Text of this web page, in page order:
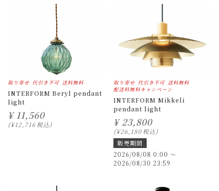
取り寄せ 代引き不可 送料無料
INTERFORM Beryl pendant
light
¥ 11,560
¥12,716税込
取り寄せ 代引き不可 送料無料
配送料無料キャンペーン
INTERFORM Mikkeli
pendant light
¥ 23,800
¥26,180税込
販売期間
2026/08/08 0:00 〜
2026/08/30 23:59